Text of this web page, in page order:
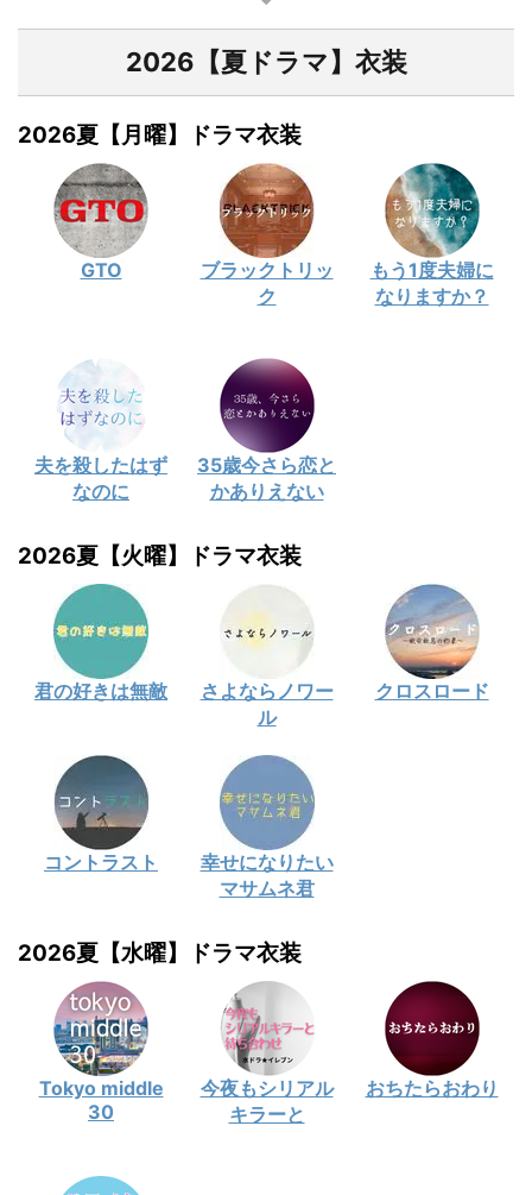
2026【夏ドラマ】衣装
2026夏【月曜】ドラマ衣装
GTO
ブラックトリッ
ク
もう1度夫婦に
なりますか？
夫を殺したはず
なのに
35歳今さら恋と
かありえない
2026夏【火曜】ドラマ衣装
君の好きは無敵
さよならノワー
ル
クロスロード
コントラスト
幸せになりたい
マサムネ君
2026夏【水曜】ドラマ衣装
Tokyo middle
30
今夜もシリアル
キラーと
おちたらおわり